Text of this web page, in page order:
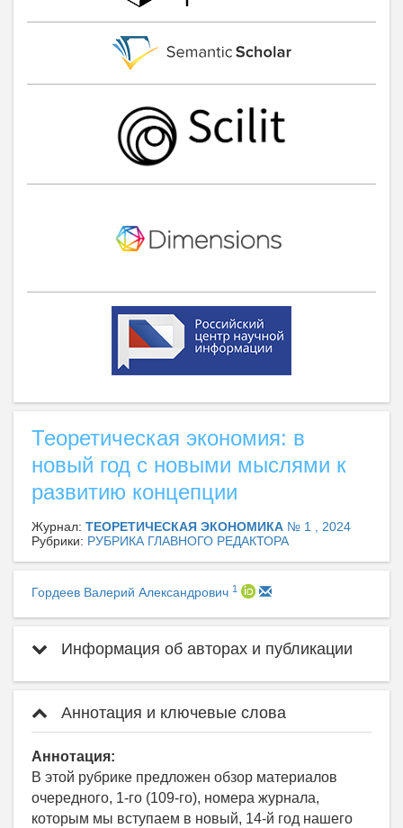
Теоретическая экономия: в
новый год с новыми мыслями к
развитию концепции
Журнал: ТЕОРЕТИЧЕСКАЯ ЭКОНОМИКА № 1 , 2024
Рубрики: РУБРИКА ГЛАВНОГО РЕДАКТОРА
Гордеев Валерий Александрович 1
Информация об авторах и публикации
Аннотация и ключевые слова
Аннотация:
В этой рубрике предложен обзор материалов
очередного, 1-го (109-го), номера журнала,
которым мы вступаем в новый, 14-й год нашего